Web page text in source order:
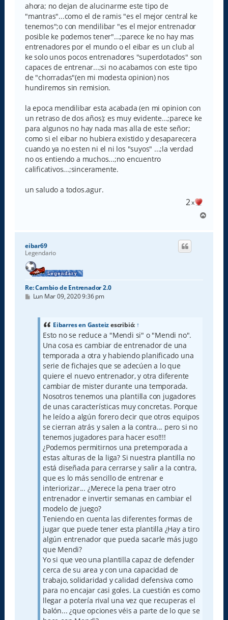
ahora; no dejan de alucinarme este tipo de
"mantras"...como el de ramis "es el mejor central ke
tenemos";o con mendilibar "es el mejor entrenador
posible ke podemos tener"...;parece ke no hay mas
entrenadores por el mundo o el eibar es un club al
ke solo unos pocos entrenadores "superdotados" son
capaces de entrenar...;si no acabamos con este tipo
de "chorradas"(en mi modesta opinion) nos
hundiremos sin remision.
la epoca mendilibar esta acabada (en mi opinion con
un retraso de dos años); es muy evidente...;parece ke
para algunos no hay nada mas alla de este señor;
como si el eibar no hubiera existido y desaparecera
cuando ya no esten ni el ni los "suyos" ...;la verdad
no os entiendo a muchos...;no encuentro
calificativos...;sinceramente.
un saludo a todos.agur.
2x
r
eibar69
Legendario
Re: Cambio de Entrenador 2.0
M
Lun Mar 09, 2020 9:36 pm
Eibarres en Gasteizescribió: ↑
Esto no se reduce a "Mendi si" o "Mendi no".
Una cosa es cambiar de entrenador de una
temporada a otra y habiendo planificado una
serie de fichajes que se adecúen a lo que
quiere el nuevo entrenador, y otra diferente
cambiar de mister durante una temporada.
Nosotros tenemos una plantilla con jugadores
de unas características muy concretas. Porque
he leído a algún forero decir que otros equipos
se cierran atrás y salen a la contra... pero si no
tenemos jugadores para hacer eso!!!!
¿Podemos permitirnos una pretemporada a
estas alturas de la liga? Si nuestra plantilla no
está diseñada para cerrarse y salir a la contra,
que es lo más sencillo de entrenar e
interiorizar... ¿Merece la pena traer otro
entrenador e invertir semanas en cambiar el
modelo de juego?
Teniendo en cuenta las diferentes formas de
jugar que puede tener esta plantilla ¿Hay a tiro
algún entrenador que pueda sacarle más jugo
que Mendi?
Yo si que veo una plantilla capaz de defender
cerca de su area y con una capacidad de
trabajo, solidaridad y calidad defensiva como
para no encajar casi goles. La cuestión es como
llegar a potería rival una vez que recuperas el
balón... ¿que opciones véis a parte de lo que se